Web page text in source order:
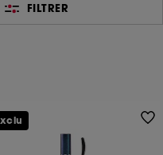
FILTRER